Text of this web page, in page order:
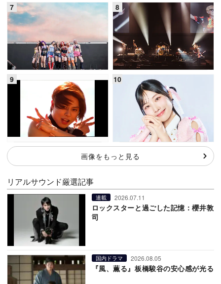
画像をもっと見る
リアルサウンド厳選記事
連載 2026.07.11
ロックスターと過ごした記憶：櫻井敦
司
国内ドラマ 2026.08.05
『風、薫る』板橋駿谷の安心感が光る